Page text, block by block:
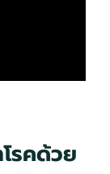
รคด้วย